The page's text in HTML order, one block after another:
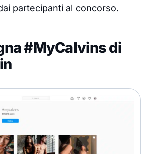
partecipanti al concorso.
#MyCalvins di